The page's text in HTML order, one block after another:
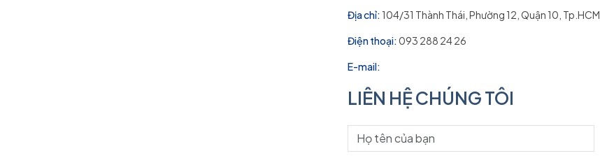
Địa chỉ: 104/31 Thành Thái, Phường 12, Quận 10, Tp.HCM
Điện thoại:093 288 24 26
E-mail:
LIÊN HỆ CHÚNG TÔI